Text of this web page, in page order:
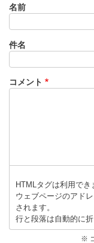
名前
件名
コメント
HTMLタグは利用でき
ウェブページのアド
されます。
行と段落は自動的に折
※